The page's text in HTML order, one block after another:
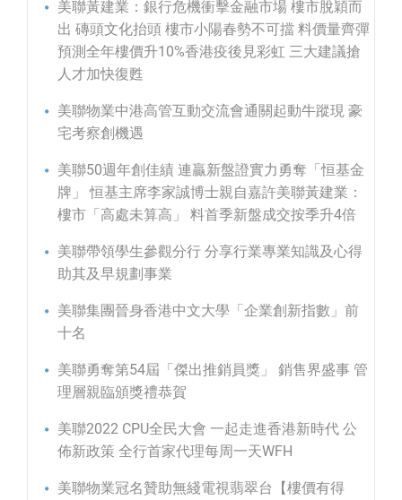
美聯黃建業：銀行危機衝擊金融市場 樓市脫穎而
出 磚頭文化抬頭 樓市小陽春勢不可擋 料價量齊彈
預測全年樓價升10%香港疫後見彩虹 三大建議搶
人才加快復甦
美聯物業中港高管互動交流會通關起動牛蹤現 豪
宅考察創機遇
美聯50週年創佳績 連贏新盤證實力勇奪「恒基金
牌」 恒基主席李家誠博士親自嘉許美聯黃建業：
樓市「高處未算高」 料首季新盤成交按季升4倍
美聯帶領學生參觀分行 分享行業專業知識及心得
助其及早規劃事業
美聯集團晉身香港中文大學「企業創新指數」前
十名
美聯勇奪第54屆「傑出推銷員獎」 銷售界盛事 管
理層親臨頒獎禮恭賀
美聯2022 CPU全民大會 一起走進香港新時代 公
佈新政策 全行首家代理每周一天WFH
美聯物業冠名贊助無綫電視翡翠台【樓價有得